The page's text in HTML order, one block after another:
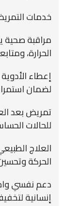
خدمات
مراقبة صحية
الحرارة،
إعطاء
لضمان
تمريض بعد
للحالات
العلاج
الحركة
دعم نفسي
إنسانية